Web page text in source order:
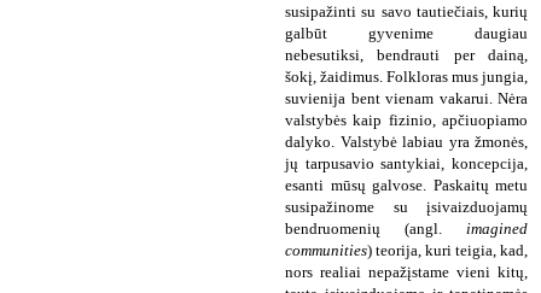
susipažinti su savo tautiečiais, kurių
galbūt gyvenime daugiau
nebesutiksi, bendrauti per dainą,
šokį, žaidimus. Folkloras mus jungia,
suvienija bent vienam vakarui. Nėra
valstybės kaip fizinio, apčiuopiamo
dalyko. Valstybė labiau yra žmonės,
jų tarpusavio santykiai, koncepcija,
esanti mūsų galvose. Paskaitų metu
susipažinome su įsivaizduojamų
bendruomenių (angl. imagined
communities) teorija, kuri teigia, kad,
nors realiai nepažįstame vieni kitų,